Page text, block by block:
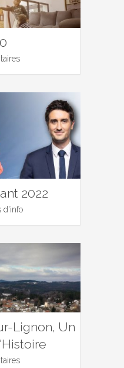
2022
d'info
Lignon, Un